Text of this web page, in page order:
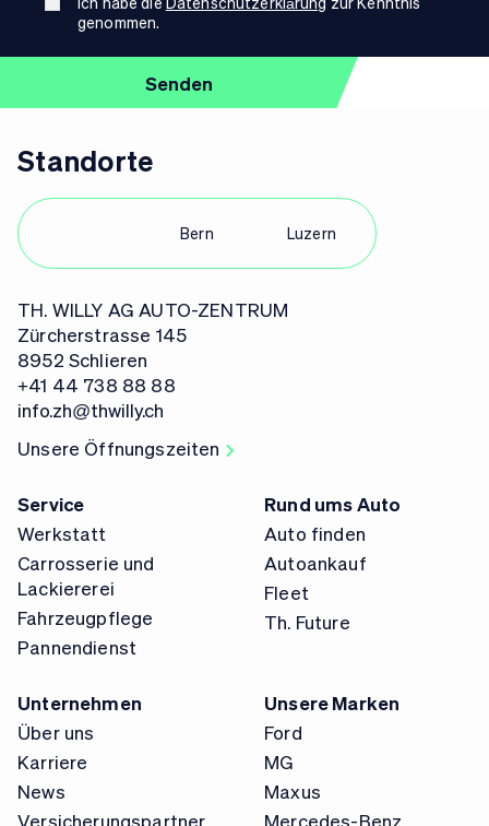
genommen.
Standorte
Bern Luzern
TH. WILLY AG AUTO-ZENTRUM
Zürcherstrasse 145
8952 Schlieren
+41 44 738 88 88
info.zh@thwilly.ch
Unsere Öffnungszeiten
Service
Werkstatt
Carrosserie und
Lackiererei
Fahrzeugpflege
Pannendienst
Rund ums Auto
Auto finden
Autoankauf
Fleet
Th. Future
Unternehmen
Über uns
Karriere
News
Versicherungspartner
Unsere Marken
Ford
MG
Maxus
Mercedes-Benz